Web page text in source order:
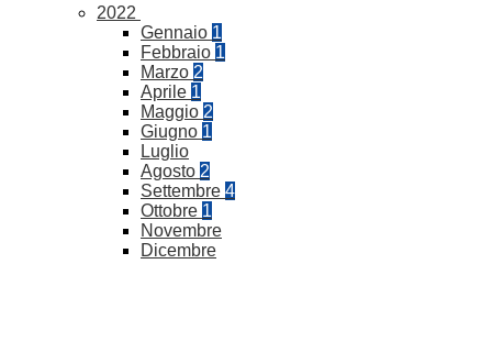
2022
Gennaio 1
Febbraio 1
Marzo 2
Aprile 1
Maggio 2
Giugno 1
Luglio
Agosto 2
Settembre 4
Ottobre 1
Novembre
Dicembre